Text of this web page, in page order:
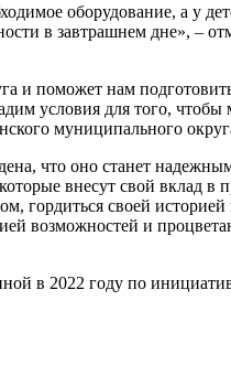
оборудование, а у
в завтрашнем дне», –
и поможет нам
условия для того, чтобы
муниципального
что оно станет
внесут свой
гордиться своей
и
в 2022 году по